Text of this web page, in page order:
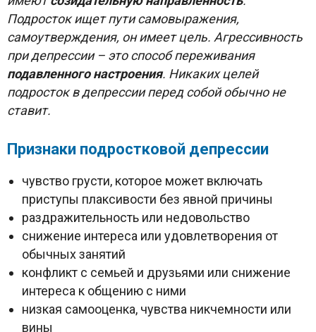
Подросток ищет пути самовыражения,
самоутверждения, он имеет цель. Агрессивность
при депрессии – это способ переживания
подавленного настроения. Никаких целей
подросток в депрессии перед собой обычно не
ставит.
Признаки подростковой депрессии
чувство грусти, которое может включать
приступы плаксивости без явной причины
раздражительность или недовольство
снижение интереса или удовлетворения от
обычных занятий
конфликт с семьей и друзьями или снижение
интереса к общению с ними
низкая самооценка, чувства никчемности или
вины